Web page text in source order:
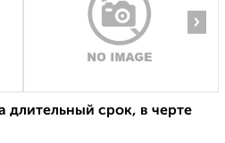
›
срок, в черте